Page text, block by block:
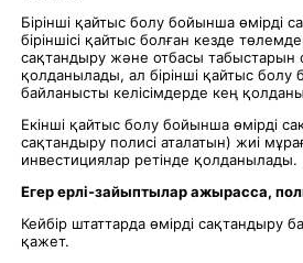
Бірінші қайтыс болу бойынша өмірді
біріншісі қайтыс болған кезде
сақтандыру және отбасы табыстарын
қолданылады, ал бірінші қайтыс
байланысты келісімдерде кең
Екінші қайтыс болу бойынша өмірді
сақтандыру полисі аталатын) жиі
инвестициялар ретінде қолданылады.
Егер ерлі-зайыптылар ажырасса,
Кейбір штаттарда өмірді сақтандыру
қажет.